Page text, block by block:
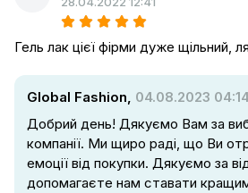
Гель лак цієї фірми дуже щільний,
Global Fashion, 04.08.2023
Добрий день! Дякуємо Вам за
компанії. Ми щиро раді, що Ви
емоції від покупки. Дякуємо за
допомагаєте нам ставати